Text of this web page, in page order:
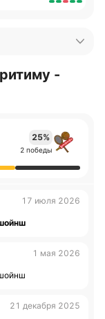
-
25%
2 победы
17 июля 2026
1 мая 2026
21 декабря 2025